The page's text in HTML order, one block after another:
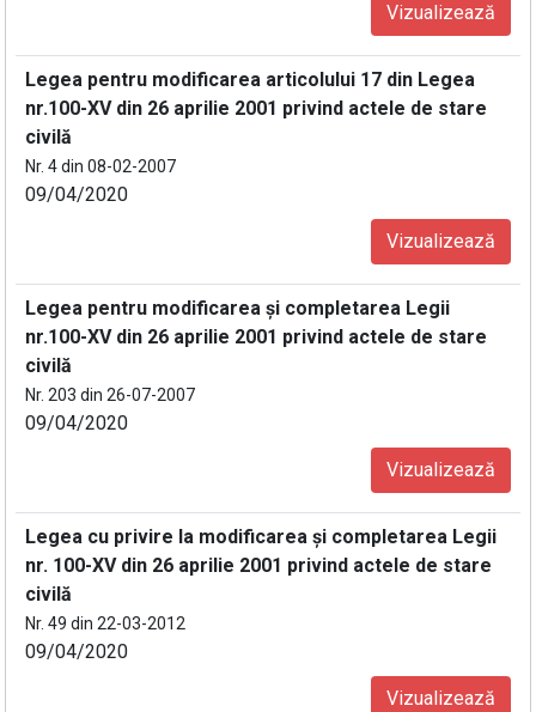
Vizualizează
Legea pentru modificarea articolului 17 din Legea
nr.100-XV din 26 aprilie 2001 privind actele de stare
civilă
Nr. 4 din 08-02-2007
09/04/2020
Vizualizează
Legea pentru modificarea şi completarea Legii
nr.100-XV din 26 aprilie 2001 privind actele de stare
civilă
Nr. 203 din 26-07-2007
09/04/2020
Vizualizează
Legea cu privire la modificarea şi completarea Legii
nr. 100-XV din 26 aprilie 2001 privind actele de stare
civilă
Nr. 49 din 22-03-2012
09/04/2020
Vizualizează